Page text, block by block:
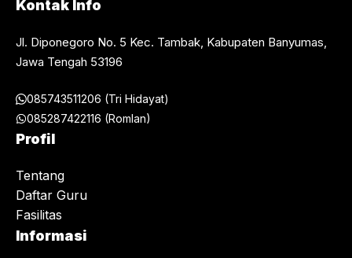
Kontak Info
Jl. Diponegoro No. 5 Kec. Tambak, Kabupaten Banyumas,
Jawa Tengah 53196
085743511206 (Tri Hidayat)
085287422116 (Romlan)
Profil
Tentang
Daftar Guru
Fasilitas
Informasi